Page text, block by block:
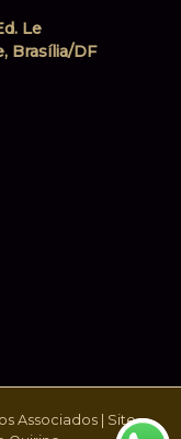
Le
Brasília/DF
Associados | Site